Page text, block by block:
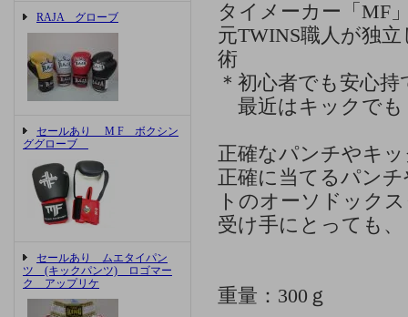
RAJA グローブ
セールあり M F ボクシン
ググローブ
セールあり ムエタイパン
ツ (キックパンツ) ロゴマー
ク アップリケ
タイメーカー「MF
元TWINS職人が独
術
＊初心者でも安心
最近はキックでも
正確なパンチやキ
正確に当てるパン
トのオーソドック
受け手にとっても
重量：300ｇ